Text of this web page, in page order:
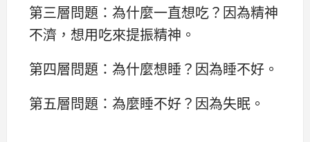
第三層問題：為什麼一直想吃？因為精神
不濟，想用吃來提振精神。
第四層問題：為什麼想睡？因為睡不好。
第五層問題：為麼睡不好？因為失眠。